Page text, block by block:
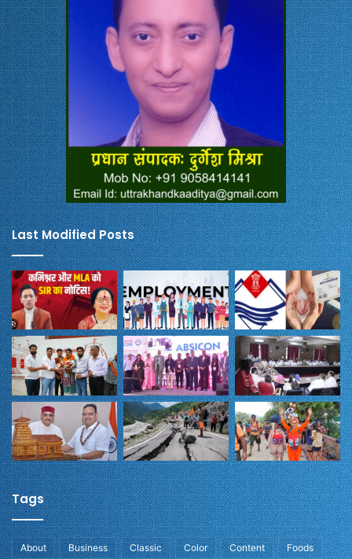
Last Modified Posts
Tags
About Business Classic Color Content Foods